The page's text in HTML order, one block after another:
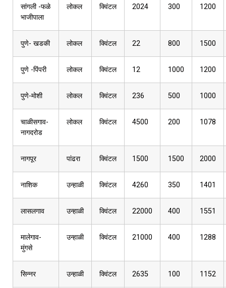
सांगली -फळे
भाजीपाला
लोकल क्विंटल 2024 300 1200
पुणे- खडकी लोकल क्विंटल 22 800 1500
पुणे -पिंपरी लोकल क्विंटल 12 1000 1200
पुणे-मोशी लोकल क्विंटल 236 500 1000
चाळीसगाव-
नागदरोड
लोकल क्विंटल 4500 200 1078
नागपूर पांढरा क्विंटल 1500 1500 2000
नाशिक उन्हाळी क्विंटल 4260 350 1401
लासलगाव उन्हाळी क्विंटल 22000 400 1551
मालेगाव-
मुंगसे
उन्हाळी क्विंटल 21000 400 1288
सिन्नर उन्हाळी क्विंटल 2635 100 1152